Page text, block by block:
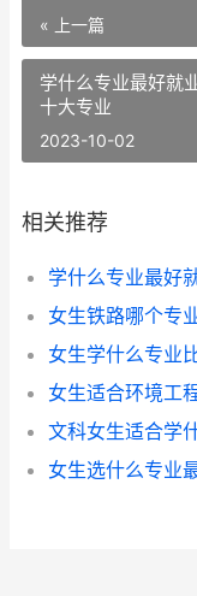
« 上一篇
学什么专业最好就
十大专业
2023-10-02
相关推荐
女生适合环境工